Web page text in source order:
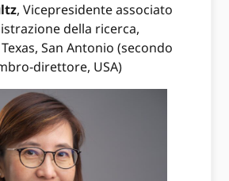
, Vicepresidente associato
della ricerca,
San Antonio (secondo
direttore, USA)